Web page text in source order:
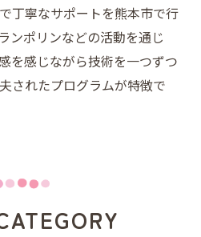
丁寧なサポートを熊本市で行
ンポリンなどの活動を通じ
を感じながら技術を一つずつ
されたプログラムが特徴で